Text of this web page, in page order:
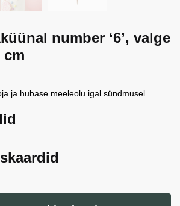
number ‘6’, valge
cm
ja hubase meeleolu igal sündmusel.